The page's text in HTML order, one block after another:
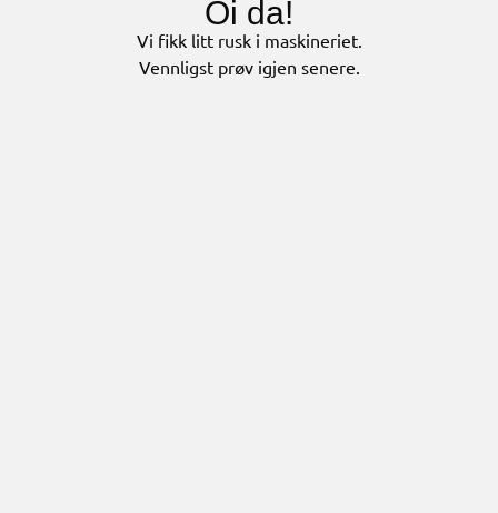
Oi da!
Vi fikk litt rusk i maskineriet.
Vennligst prøv igjen senere.